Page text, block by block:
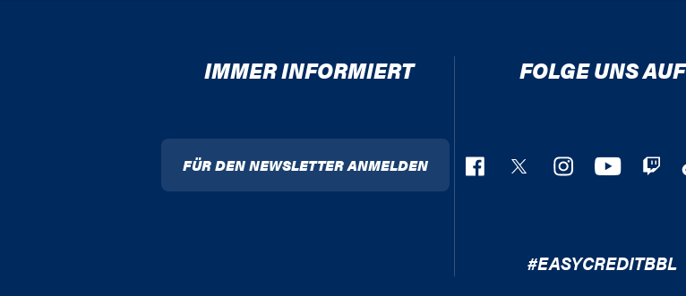
IMMER INFORMIERT
FÜR DEN NEWSLETTER ANMELDEN
FOLGE UNS AUF
#EASYCREDITBBL